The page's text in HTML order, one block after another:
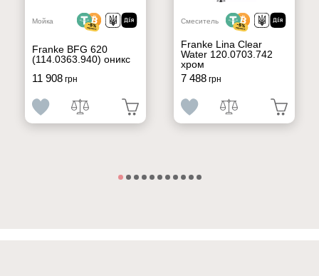
Мойка
Franke BFG 620
(114.0363.940) оникс
11 908грн
Смеситель
Franke Lina Clear
Water 120.0703.742
хром
7 488грн